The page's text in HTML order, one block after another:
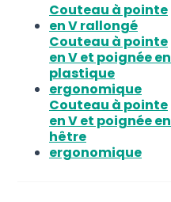
Couteau à pointe
en V rallongé
Couteau à pointe
en V et poignée en
plastique
ergonomique
Couteau à pointe
en V et poignée en
hêtre
ergonomique